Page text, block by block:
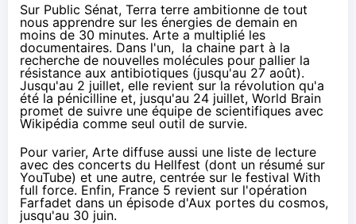
Sur Public Sénat, Terra terre ambitionne de tout
nous apprendre sur les énergies de demain en
moins de 30 minutes. Arte a multiplié les
documentaires. Dans l'un, la chaine part à la
recherche de nouvelles molécules pour pallier la
résistance aux antibiotiques (jusqu'au 27 août).
Jusqu'au 2 juillet, elle revient surla révolution qu'a
été la pénicilline et, jusqu'au 24 juillet, World Brain
promet de suivre une équipe de scientifiques avec
Wikipédia comme seul outil de survie.
Pour varier, Arte diffuse aussi une liste de lecture
avec des concerts du Hellfest (dont un résumé sur
YouTube) et une autre, centrée sur le festival With
full force. Enfin, France 5 revient sur l'opération
Farfadet dans un épisode d'Aux portes du cosmos,
jusqu'au 30 juin.